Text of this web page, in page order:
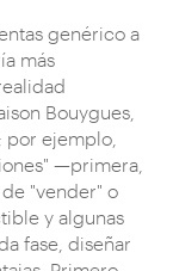
genérico a
más
Bouygues,
por ejemplo,
—primera,
"vender" o
y algunas
fase, diseñar